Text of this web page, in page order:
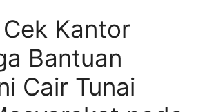
Kantor
Bantuan
Cair Tunai